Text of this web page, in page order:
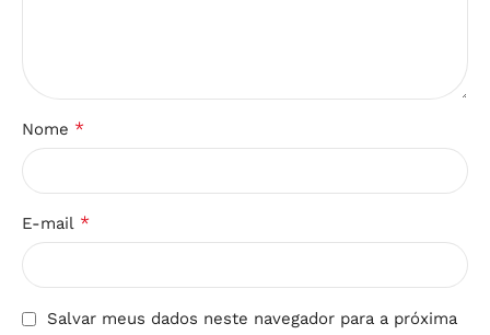
Nome *
E-mail *
Salvar meus dados neste navegador para a próxima